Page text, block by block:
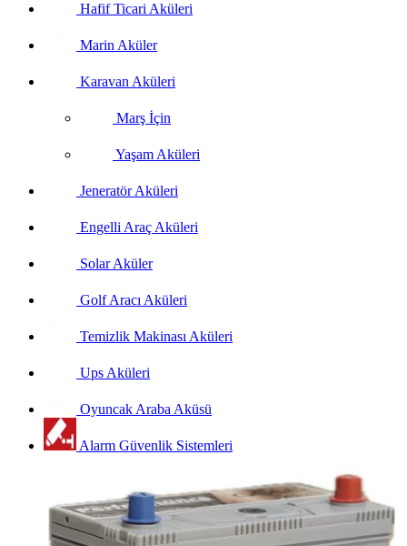
Hafif Ticari Aküleri
Marin Aküler
Karavan Aküleri
Marş İçin
Yaşam Aküleri
Jeneratör Aküleri
Engelli Araç Aküleri
Solar Aküler
Golf Aracı Aküleri
Temizlik Makinası Aküleri
Ups Aküleri
Oyuncak Araba Aküsü
Alarm Güvenlik Sistemleri